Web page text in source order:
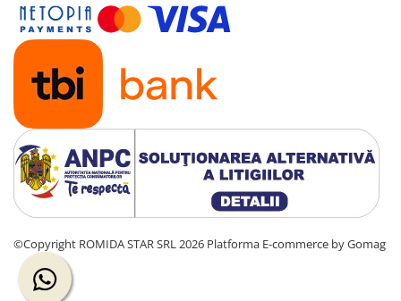
©Copyright ROMIDA STAR SRL 2026 Platforma E-commerce by Gomag